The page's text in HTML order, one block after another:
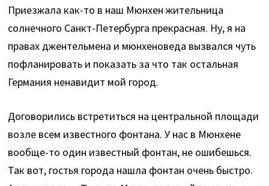
Приезжала как-то в наш Мюнхен жительница
солнечного Санкт-Петербурга прекрасная. Ну, я на
правах джентельмена и мюнхеноведа вызвался чуть
пофланировать и показать за что так остальная
Германия ненавидит мой город.
Договорились встретиться на центральной площади
возле всем известного фонтана. У нас в Мюнхене
вообще-то один известный фонтан, не ошибешься.
Так вот, гостья города нашла фонтан очень быстро.